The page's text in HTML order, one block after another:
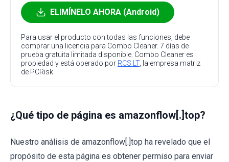
ELIMÍNELO AHORA (Android)
Para usar el producto con todas las funciones, debe
comprar una licencia para Combo Cleaner. 7 días de
prueba gratuita limitada disponible. Combo Cleaner es
propiedad y está operado por RCS LT, la empresa matriz
de PCRisk.
¿Qué tipo de página es amazonflow[.]top?
Nuestro análisis de amazonflow[.]top ha revelado que el
propósito de esta página es obtener permiso para enviar